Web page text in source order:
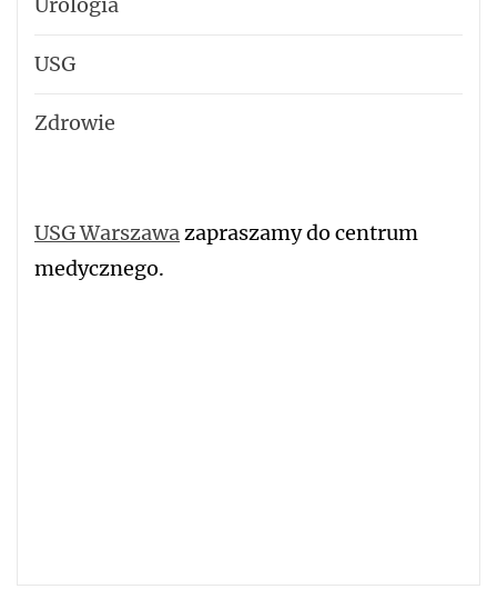
Urologia
USG
Zdrowie
USG Warszawazapraszamy do centrum
medycznego.